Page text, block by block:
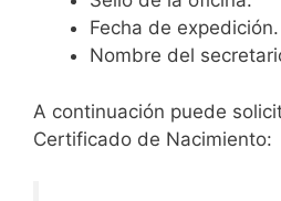
Fecha de expedición.
Nombre del
A continuación puede
Certificado de Nacimiento: